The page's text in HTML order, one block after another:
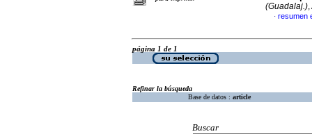
(Guadalaj.)
· resumen
página 1 de 1
Refinar la búsqueda
Base de datos : article
Buscar